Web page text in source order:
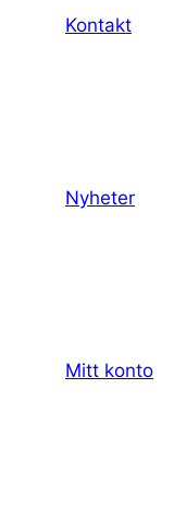
Kontakt
Nyheter
Mitt konto